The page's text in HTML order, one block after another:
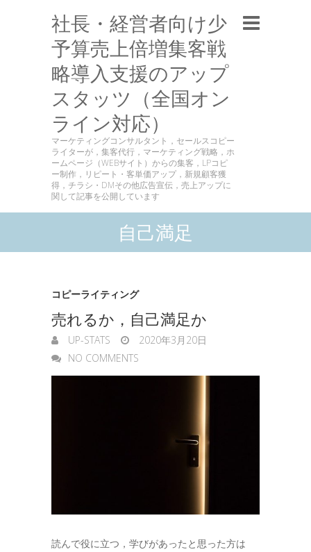
社長・経営者向け少
予算売上倍増集客戦
略導入支援のアップ
スタッツ（全国オン
ライン対応）
マーケティングコンサルタント，セールスコピー
ライターが，集客代行，マーケティング戦略，ホ
ームページ（WEBサイト）からの集客，LPコピ
ー制作，リピート・客単価アップ，新規顧客獲
得，チラシ・DMその他広告宣伝，売上アップに
関して記事を公開しています
自己満足
コピーライティング
売れるか，自己満足か
UP-STATS
2020年3月20日
NO COMMENTS
読んで役に立つ，学びがあったと思った方は